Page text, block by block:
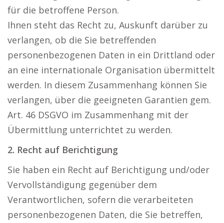
für die betroffene Person.
Ihnen steht das Recht zu, Auskunft darüber zu
verlangen, ob die Sie betreffenden
personenbezogenen Daten in ein Drittland oder
an eine internationale Organisation übermittelt
werden. In diesem Zusammenhang können Sie
verlangen, über die geeigneten Garantien gem.
Art. 46 DSGVO im Zusammenhang mit der
Übermittlung unterrichtet zu werden.
2. Recht auf Berichtigung
Sie haben ein Recht auf Berichtigung und/oder
Vervollständigung gegenüber dem
Verantwortlichen, sofern die verarbeiteten
personenbezogenen Daten, die Sie betreffen,